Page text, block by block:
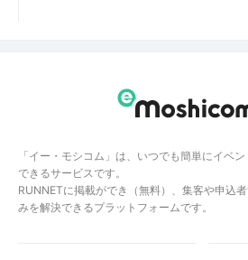
「イー・モシコム」は、いつでも簡単にイベ
できるサービスです。
RUNNETに掲載ができ（無料）、集客や申込
みを解決できるプラットフォームです。